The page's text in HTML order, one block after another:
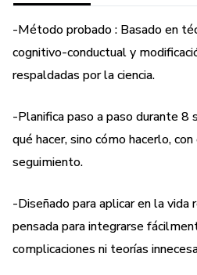
-Método probado : Basado en
cognitivo-conductual y
respaldadas por la ciencia.
-Planifica paso a paso durante 8
qué hacer, sino cómo hacerlo,
seguimiento.
-Diseñado para aplicar en la vida
pensada para integrarse
complicaciones ni teorías